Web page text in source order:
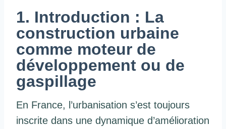
1. Introduction : La
construction urbaine
comme moteur de
développement ou de
gaspillage
En France, l’urbanisation s’est toujours
inscrite dans une dynamique d’amélioration